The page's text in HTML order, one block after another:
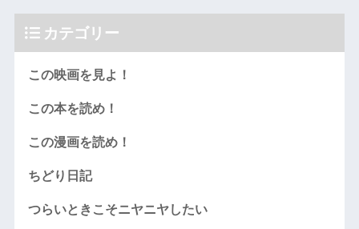
カテゴリー
この映画を見よ！
この本を読め！
この漫画を読め！
ちどり日記
つらいときこそニヤニヤしたい